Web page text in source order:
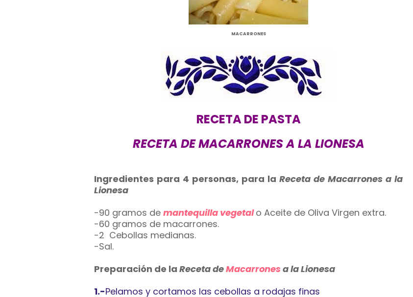
MACARRONES
RECETA DE PASTA
RECETA DE MACARRONES A LA LIONESA
Ingredientes para 4 personas, para la Receta de Macarrones a la
Lionesa
-90 gramos de mantequilla vegetal o Aceite de Oliva Virgen extra.
-60 gramos de macarrones.
-2 Cebollas medianas.
-Sal.
Preparación de la Receta deMacarrones a la Lionesa
1.-Pelamos y cortamos las cebollas a rodajas finas